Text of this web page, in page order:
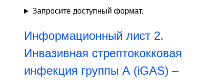
Запросите доступный формат.
Информационный лист 2.
Инвазивная стрептококковая
инфекция группы А (iGAS) –